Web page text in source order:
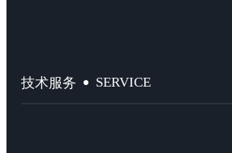
技术服务 SERVICE